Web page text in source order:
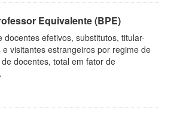
Equivalente (BPE)
docentes efetivos, substitutos, titular-
e visitantes estrangeiros por regime de
docentes, total em fator de